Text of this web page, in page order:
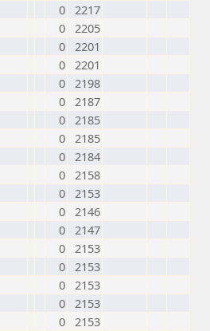
0 2217
0 2205
0 2201
0 2201
0 2198
0 2187
0 2185
0 2185
0 2184
0 2158
0 2153
0 2146
0 2147
0 2153
0 2153
0 2153
0 2153
0 2153